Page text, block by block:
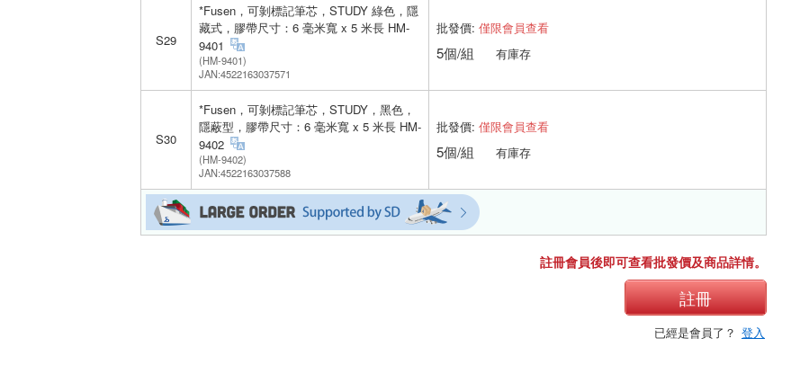
S29
*Fusen，可剝標記筆芯，STUDY 綠色，隱
藏式，膠帶尺寸：6 毫米寬 x 5 米長 HM-
9401
(HM-9401)
JAN:4522163037571
批發價: 僅限會員查看
5個/組 有庫存
S30
*Fusen，可剝標記筆芯，STUDY，黑色，
隱蔽型，膠帶尺寸：6 毫米寬 x 5 米長 HM-
9402
(HM-9402)
JAN:4522163037588
批發價: 僅限會員查看
5個/組 有庫存
註冊會員後即可查看批發價及商品詳情。
註冊
已經是會員了？ 登入